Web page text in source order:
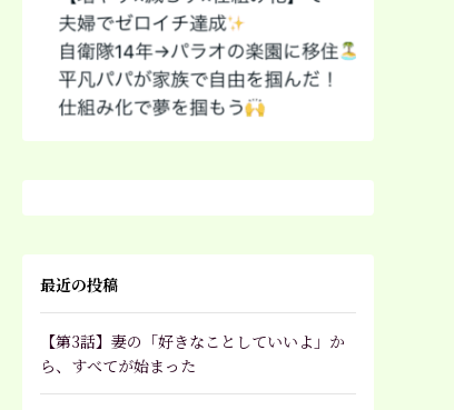
最近の投稿
【第3話】妻の「好きなことしていいよ」か
ら、すべてが始まった